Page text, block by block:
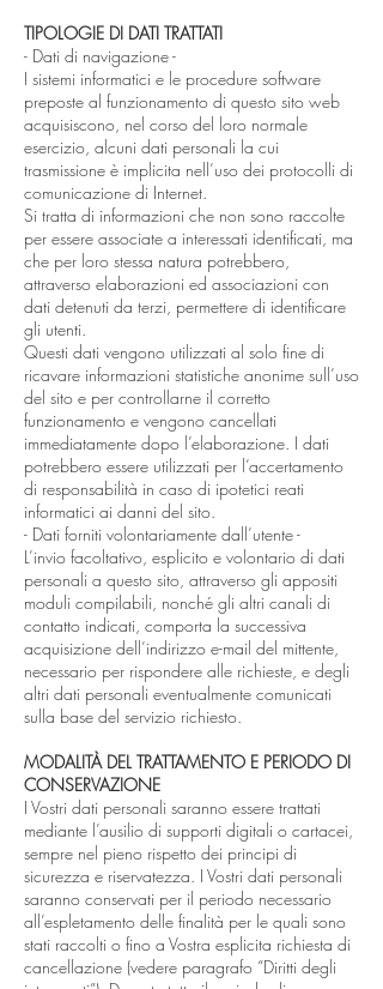
TIPOLOGIE DI DATI TRATTATI
- Dati di navigazione -
I sistemi informatici e le procedure software
preposte al funzionamento di questo sito web
acquisiscono, nel corso del loro normale
esercizio, alcuni dati personali la cui
trasmissione è implicita nell’uso dei protocolli di
comunicazione di Internet.
Si tratta di informazioni che non sono raccolte
per essere associate a interessati identificati, ma
che per loro stessa natura potrebbero,
attraverso elaborazioni ed associazioni con
dati detenuti da terzi, permettere di identificare
gli utenti.
Questi dati vengono utilizzati al solo fine di
ricavare informazioni statistiche anonime sull’uso
del sito e per controllarne il corretto
funzionamento e vengono cancellati
immediatamente dopo l’elaborazione. I dati
potrebbero essere utilizzati per l’accertamento
di responsabilità in caso di ipotetici reati
informatici ai danni del sito.
- Dati forniti volontariamente dall’utente -
L’invio facoltativo, esplicito e volontario di dati
personali a questo sito, attraverso gli appositi
moduli compilabili, nonché gli altri canali di
contatto indicati, comporta la successiva
acquisizione dell’indirizzo e-mail del mittente,
necessario per rispondere alle richieste, e degli
altri dati personali eventualmente comunicati
sulla base del servizio richiesto.
MODALITÀ DEL TRATTAMENTO E PERIODO DI
CONSERVAZIONE
I Vostri dati personali saranno essere trattati
mediante l’ausilio di supporti digitali o cartacei,
sempre nel pieno rispetto dei principi di
sicurezza e riservatezza. I Vostri dati personali
saranno conservati per il periodo necessario
all’espletamento delle finalità per le quali sono
stati raccolti o fino a Vostra esplicita richiesta di
cancellazione (vedere paragrafo “Diritti degli